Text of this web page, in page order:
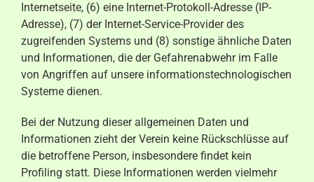
Internetseite, (6) eine Internet-Protokoll-Adresse (IP-
Adresse), (7) der Internet-Service-Provider des
zugreifenden Systems und (8) sonstige ähnliche Daten
und Informationen, die der Gefahrenabwehr im Falle
von Angriffen auf unsere informationstechnologischen
Systeme dienen.
Bei der Nutzung dieser allgemeinen Daten und
Informationen zieht der Verein keine Rückschlüsse auf
die betroffene Person, insbesondere findet kein
Profiling statt. Diese Informationen werden vielmehr